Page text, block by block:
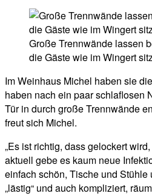
Große Trennwände lassen
die Gäste wie im Wingert
Im Weinhaus Michel haben sie
haben nach ein paar schlaflosen
Tür in durch große Trennwände
freut sich Michel.
„Es ist richtig, dass gelockert
aktuell gebe es kaum neue
einfach schön, Tische und
„lästig“ und auch kompliziert,